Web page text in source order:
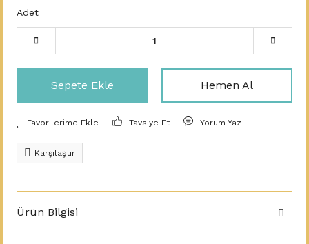
Adet
Sepete Ekle Hemen Al
Tavsiye Et Yorum Yaz
Karşılaştır
Ürün Bilgisi